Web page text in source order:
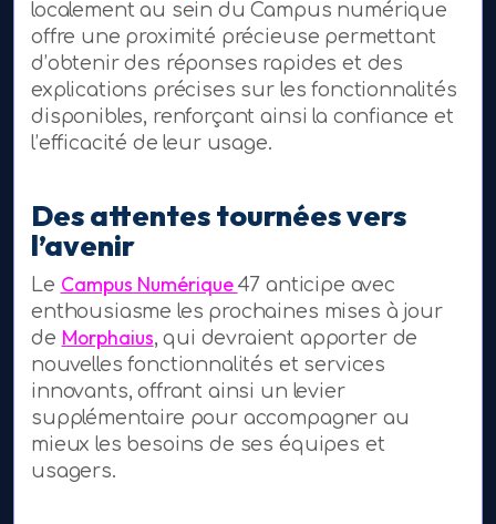
localement au sein du Campus numérique
offre une proximité précieuse permettant
d’obtenir des réponses rapides et des
explications précises sur les fonctionnalités
disponibles, renforçant ainsi la confiance et
l’efficacité de leur usage.
Des attentes tournées vers
l’avenir
Le Campus Numérique 47 anticipe avec
enthousiasme les prochaines mises à jour
de Morphaius, qui devraient apporter de
nouvelles fonctionnalités et services
innovants, offrant ainsi un levier
supplémentaire pour accompagner au
mieux les besoins de ses équipes et
usagers.